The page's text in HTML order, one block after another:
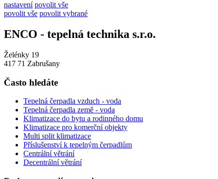
nastavení povolit vše
povolit vše povolit vybrané
ENCO - tepelná technika s.r.o.
Želénky 19
417 71 Zabrušany
Často hledáte
Tepelná čerpadla vzduch - voda
Tepelná čerpadla země - voda
Klimatizace do bytu a rodinného domu
Klimatizace pro komerční objekty
Multi split klimatizace
Příslušenství k tepelným čerpadlům
Centrální větrání
Decentrální větrání